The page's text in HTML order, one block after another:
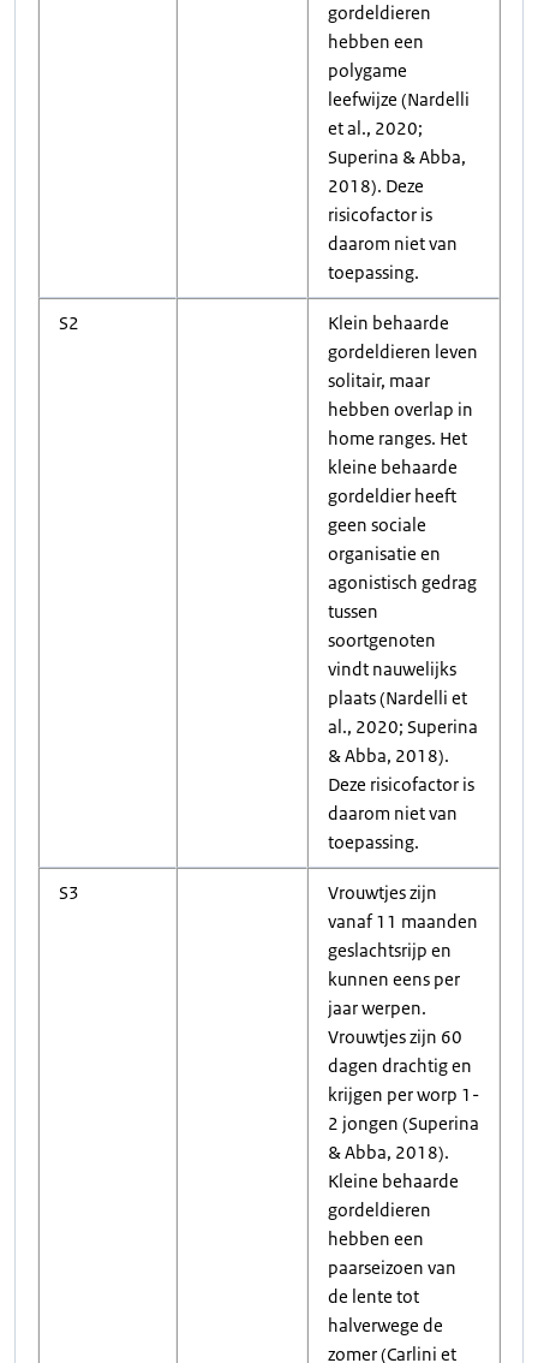
gordeldieren
hebben een
polygame
leefwijze (Nardelli
et al., 2020;
Superina & Abba,
2018). Deze
risicofactor is
daarom niet van
toepassing.
S2
Klein behaarde
gordeldieren leven
solitair, maar
hebben overlap in
home ranges. Het
kleine behaarde
gordeldier heeft
geen sociale
organisatie en
agonistisch gedrag
tussen
soortgenoten
vindt nauwelijks
plaats (Nardelli et
al., 2020; Superina
& Abba, 2018).
Deze risicofactor is
daarom niet van
toepassing.
S3
Vrouwtjes zijn
vanaf 11 maanden
geslachtsrijp en
kunnen eens per
jaar werpen.
Vrouwtjes zijn 60
dagen drachtig en
krijgen per worp 1-
2 jongen (Superina
& Abba, 2018).
Kleine behaarde
gordeldieren
hebben een
paarseizoen van
de lente tot
halverwege de
zomer (Carlini et